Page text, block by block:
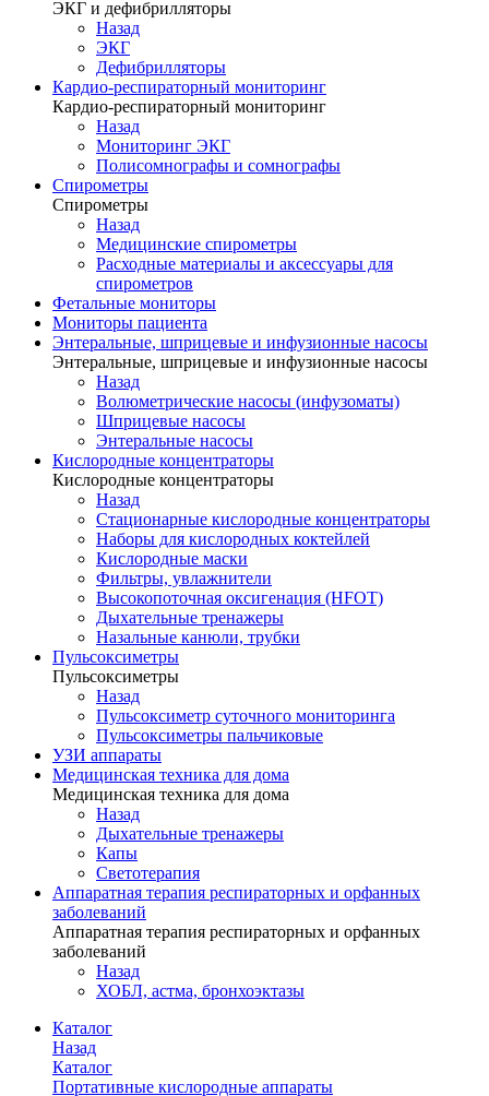
ЭКГ и дефибрилляторы
Назад
ЭКГ
Дефибрилляторы
Кардио-респираторный мониторинг
Кардио-респираторный мониторинг
Назад
Мониторинг ЭКГ
Полисомнографы и сомнографы
Спирометры
Спирометры
Назад
Медицинские спирометры
Расходные материалы и аксессуары для
спирометров
Фетальные мониторы
Мониторы пациента
Энтеральные, шприцевые и инфузионные насосы
Энтеральные, шприцевые и инфузионные насосы
Назад
Волюметрические насосы (инфузоматы)
Шприцевые насосы
Энтеральные насосы
Кислородные концентраторы
Кислородные концентраторы
Назад
Стационарные кислородные концентраторы
Наборы для кислородных коктейлей
Кислородные маски
Фильтры, увлажнители
Высокопоточная оксигенация (HFOT)
Дыхательные тренажеры
Назальные канюли, трубки
Пульсоксиметры
Пульсоксиметры
Назад
Пульсоксиметр суточного мониторинга
Пульсоксиметры пальчиковые
УЗИ аппараты
Медицинская техника для дома
Медицинская техника для дома
Назад
Дыхательные тренажеры
Капы
Светотерапия
Аппаратная терапия респираторных и орфанных
заболеваний
Аппаратная терапия респираторных и орфанных
заболеваний
Назад
ХОБЛ, астма, бронхоэктазы
Каталог
Назад
Каталог
Портативные кислородные аппараты